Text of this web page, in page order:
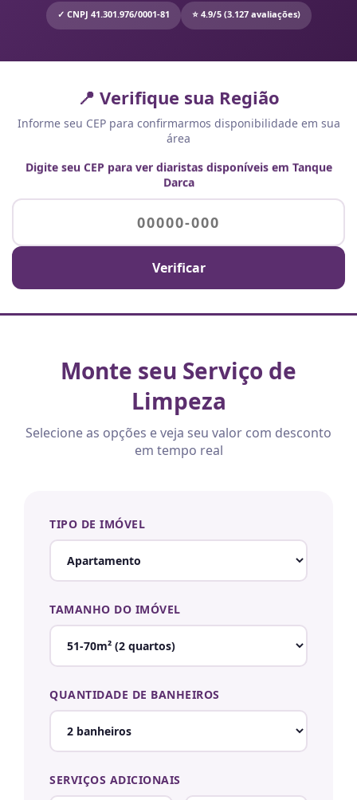
✓ CNPJ 41.301.976/0001-81 ⭐ 4.9/5 (3.127 avaliações)
📍 Verifique sua Região
Informe seu CEP para confirmarmos disponibilidade em sua
área
Digite seu CEP para ver diaristas disponíveis em Tanque
Darca
Verificar
Monte seu Serviço de
Limpeza
Selecione as opções e veja seu valor com desconto
em tempo real
TIPO DE IMÓVEL
TAMANHO DO IMÓVEL
QUANTIDADE DE BANHEIROS
SERVIÇOS ADICIONAIS